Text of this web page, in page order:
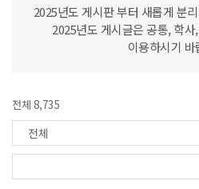
2025년도 게시판 부터 새롭게 분
2025년도 게시글은 공통, 학
이용하시기 바
전체 8,735